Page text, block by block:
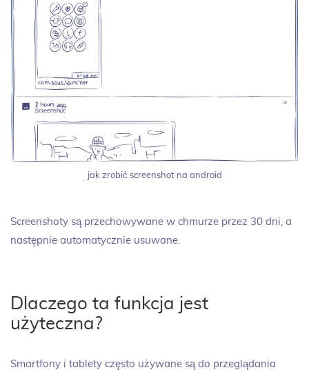
jak zrobić screenshot na android
Screenshoty są przechowywane w chmurze przez 30 dni, a
następnie automatycznie usuwane.
Dlaczego ta funkcja jest
użyteczna?
Smartfony i tablety często używane są do przeglądania